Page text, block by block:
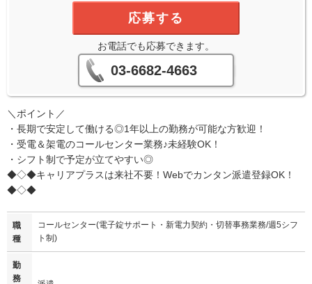
応募する
お電話でも応募できます。
03-6682-4663
＼ポイント／
・長期で安定して働ける◎1年以上の勤務が可能な方歓迎！
・受電＆架電のコールセンター業務♪未経験OK！
・シフト制で予定が立てやすい◎
◆◇◆キャリアプラスは来社不要！Webでカンタン派遣登録OK！
◆◇◆
職
種
コールセンター(電子錠サポート・新電力契約・切替事務業務/週5シフ
ト制)
勤
務